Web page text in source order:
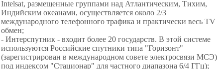
Intelsat, размещенные группами над Атлантическим, Тихим,
Индийским океанами, осуществляется около 2/3
международного телефонного трафика и практически весь TV
обмен;
- Интерспутник - входит более 20 государств. В этой системе
используются Российские спутники типа "Горизонт"
(зарегистрирован в международном совете электросвязи МСЭ)
под индексом "Стационар" для частного диапазона 6/4 ГГц);